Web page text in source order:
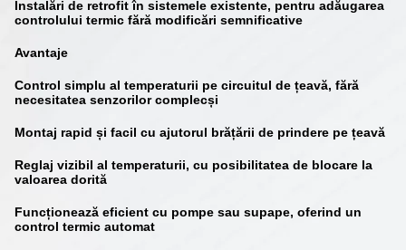
Instalări de retrofit în sistemele existente, pentru adăugarea
controlului termic fără modificări semnificative
Avantaje
Control simplu al temperaturii pe circuitul de țeavă, fără
necesitatea senzorilor complecși
Montaj rapid și facil cu ajutorul brățării de prindere pe țeavă
Reglaj vizibil al temperaturii, cu posibilitatea de blocare la
valoarea dorită
Funcționează eficient cu pompe sau supape, oferind un
control termic automat